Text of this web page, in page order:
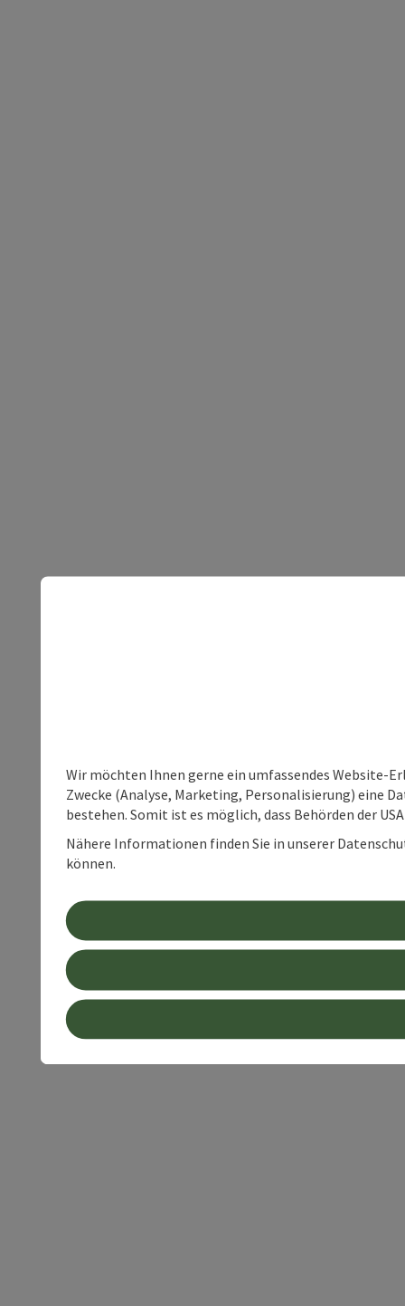
Wir möchten Ihnen gerne ein umfassendes Website-
Zwecke (Analyse, Marketing, Personalisierung) eine
bestehen. Somit ist es möglich, dass Behörden der
Nähere Informationen finden Sie in unserer
können.